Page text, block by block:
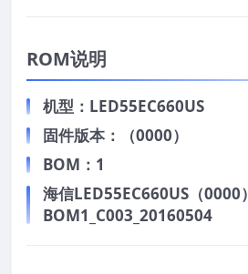
ROM说明
机型：LED55EC660US
固件版本：（0000）
BOM：1
海信LED55EC660US（0000）
BOM1_C003_20160504